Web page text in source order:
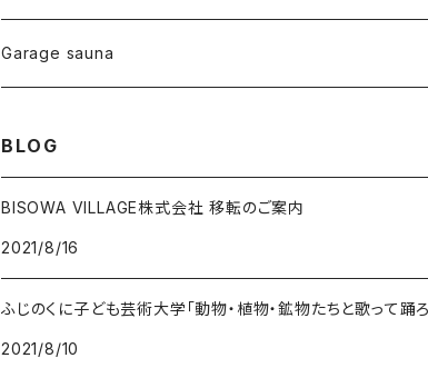
クォーツインクォーツ
ムーンストーン
ルチルクォーツ
ラリマー
foods
能作
Garage sauna
BLOG
BISOWA VILLAGE株式会社 移転のご案内
2021/8/16
ふじのくに子ども芸術大学「動物・植物・鉱物たちと歌って踊
2021/8/10